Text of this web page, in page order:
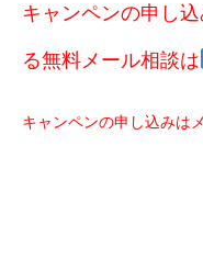
キャンペンの申し
る無料メール相談は
キャンペンの申し込みは